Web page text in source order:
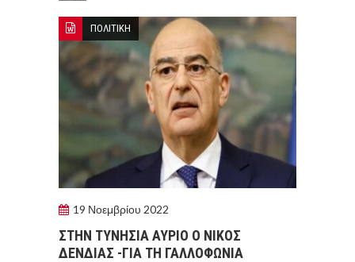
ΠΟΛΙΤΙΚΗ
19 Νοεμβρίου 2022
ΣΤΗΝ ΤΥΝΗΣΙΑ ΑΥΡΙΟ Ο ΝΙΚΟΣ
ΔΕΝΔΙΑΣ -ΓΙΑ ΤΗ ΓΑΛΛΟΦΩΝΙΑ